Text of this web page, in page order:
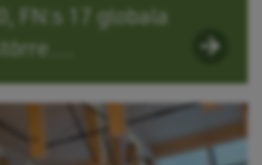
FN:s 17 globala